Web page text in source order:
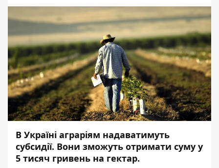
В Україні аграріям надаватимуть
субсидії. Вони зможуть отримати суму у
5 тисяч гривень на гектар.